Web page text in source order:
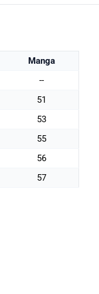
Manga
--
51
53
55
56
57